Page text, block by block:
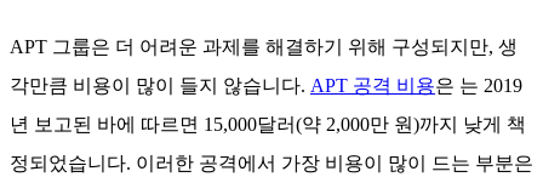
APT 그룹은 더 어려운 과제를 해결하기 위해 구성되지만, 생
각만큼 비용이 많이 들지 않습니다. APT 공격 비용은 는 2019
년 보고된 바에 따르면 15,000달러(약 2,000만 원)까지 낮게 책
정되었습니다. 이러한 공격에서 가장 비용이 많이 드는 부분은